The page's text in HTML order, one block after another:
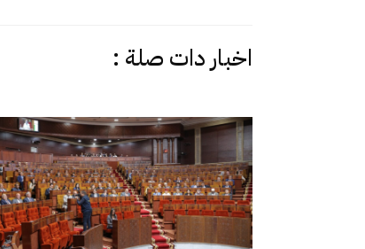
اخبار دات صلة :